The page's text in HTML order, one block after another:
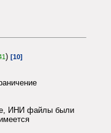
) [10]
ИНИ файлы были